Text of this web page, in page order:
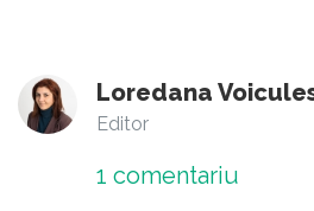
Loredana
Editor
1 comentariu